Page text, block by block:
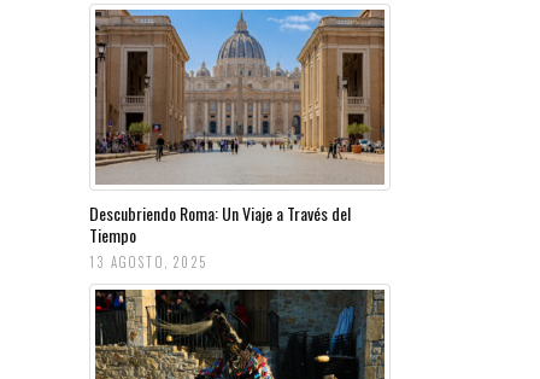
Descubriendo Roma: Un Viaje a Través del
Tiempo
13 AGOSTO, 2025